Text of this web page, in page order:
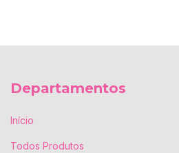
Departamentos
Início
Todos Produtos